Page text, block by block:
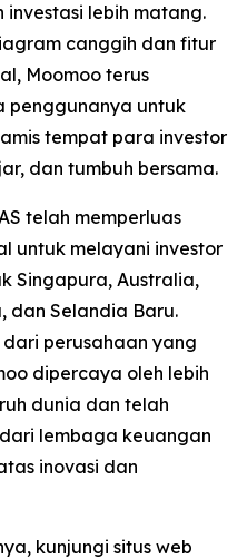
lebih matang.
canggih dan fitur
Moomoo terus
penggunanya untuk
tempat para investor
dan tumbuh bersama.
telah memperluas
untuk melayani investor
Singapura, Australia,
dan Selandia Baru.
perusahaan yang
dipercaya oleh lebih
dunia dan telah
lembaga keuangan
inovasi dan
kunjungi situs web